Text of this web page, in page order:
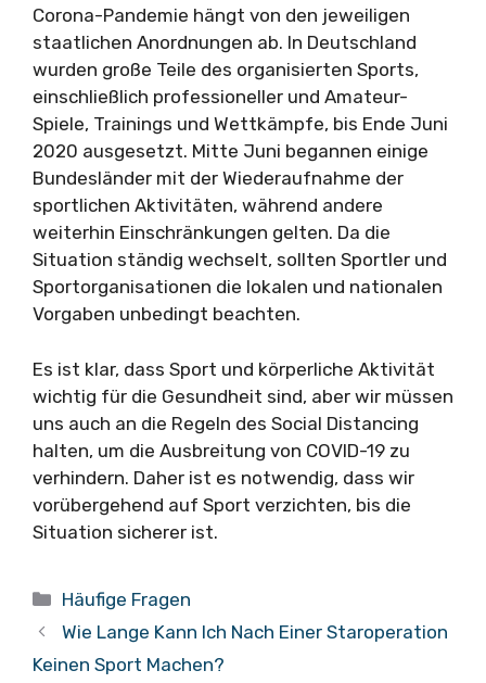
Corona-Pandemie hängt von den jeweiligen
staatlichen Anordnungen ab. In Deutschland
wurden große Teile des organisierten Sports,
einschließlich professioneller und Amateur-
Spiele, Trainings und Wettkämpfe, bis Ende Juni
2020 ausgesetzt. Mitte Juni begannen einige
Bundesländer mit der Wiederaufnahme der
sportlichen Aktivitäten, während andere
weiterhin Einschränkungen gelten. Da die
Situation ständig wechselt, sollten Sportler und
Sportorganisationen die lokalen und nationalen
Vorgaben unbedingt beachten.
Es ist klar, dass Sport und körperliche Aktivität
wichtig für die Gesundheit sind, aber wir müssen
uns auch an die Regeln des Social Distancing
halten, um die Ausbreitung von COVID-19 zu
verhindern. Daher ist es notwendig, dass wir
vorübergehend auf Sport verzichten, bis die
Situation sicherer ist.
Kategorien
Häufige Fragen
Wie Lange Kann Ich Nach Einer Staroperation
Keinen Sport Machen?